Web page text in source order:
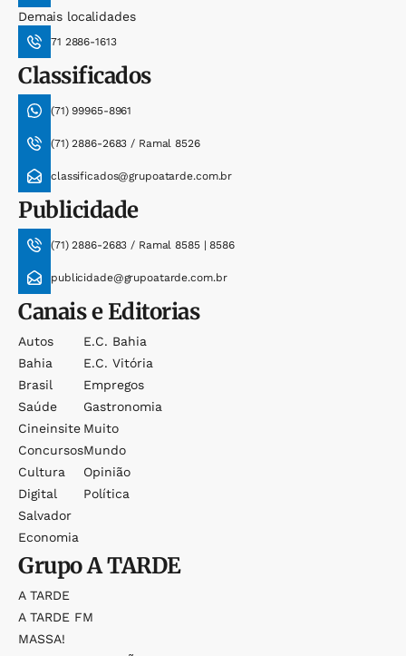
Demais localidades
71 2886-1613
Classificados
(71) 99965-8961
(71) 2886-2683 / Ramal 8526
classificados@grupoatarde.com.br
Publicidade
(71) 2886-2683 / Ramal 8585 | 8586
publicidade@grupoatarde.com.br
Canais e Editorias
Autos
Bahia
Brasil
Saúde
Cineinsite
Concursos
Cultura
Digital
Salvador
Economia
E.c. Bahia
E.c. Vitória
Empregos
Gastronomia
Muito
Mundo
Opinião
Política
GrupoA TARDE
A TARDE
A TARDE FM
MASSA!